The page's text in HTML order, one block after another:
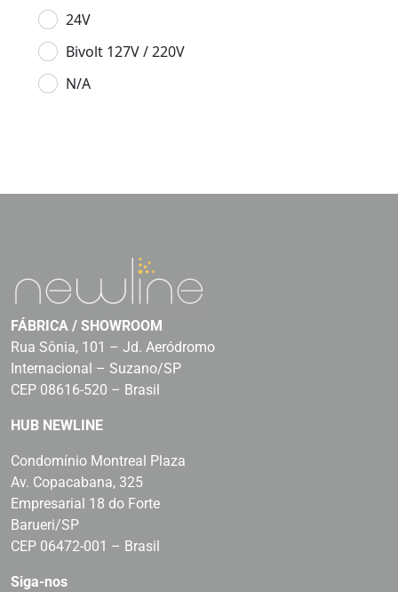
24V
Bivolt 127V / 220V
N/A
FÁBRICA / SHOWROOM
Rua Sônia, 101 – Jd. Aeródromo
Internacional – Suzano/SP
CEP 08616-520 – Brasil
HUB NEWLINE
Condomínio Montreal Plaza
Av. Copacabana, 325
Empresarial 18 do Forte
Barueri/SP
CEP 06472-001 – Brasil
Siga-nos